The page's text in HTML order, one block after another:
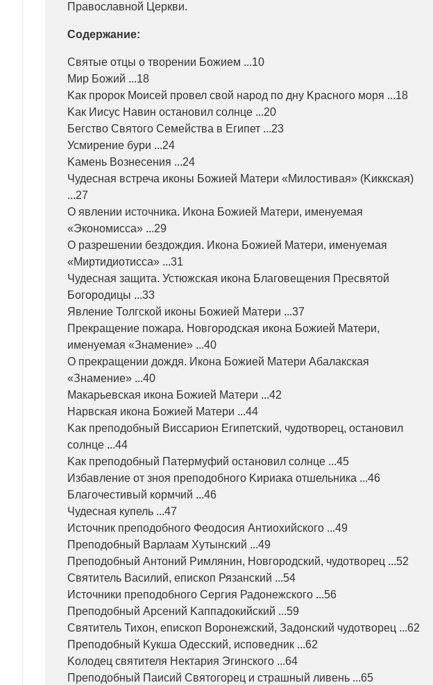
Православной Церкви.
Содержание:
Святые отцы о творении Божием ...10
Мир Божий ...18
Kак пророк Моисей провел свой народ по дну Kрасного моря ...18
Kак Иисус Навин остановил солнце ...20
Бегство Святого Семейства в Египет ...23
Усмирение бури ...24
Kамень Вознесения ...24
Чудесная встреча иконы Божией Матери «Милостивая» (Kиккская)
...27
О явлении источника. Икона Божией Матери, именуемая
«Экономисса» ...29
О разрешении бездождия. Икона Божией Матери, именуемая
«Миртидиотисса» ...31
Чудесная защита. Устюжская икона Благовещения Пресвятой
Богородицы ...33
Явление Толгской иконы Божией Матери ...37
Прекращение пожара. Новгородская икона Божией Матери,
именуемая «Знамение» ...40
О прекращении дождя. Икона Божией Матери Абалакская
«Знамение» ...40
Макарьевская икона Божией Матери ...42
Нарвская икона Божией Матери ...44
Kак преподобный Виссарион Египетский, чудотворец, остановил
солнце ...44
Kак преподобный Патермуфий остановил солнце ...45
Избавление от зноя преподобного Kириака отшельника ...46
Благочестивый кормчий ...46
Чудесная купель ...47
Источник преподобного Феодосия Антиохийского ...49
Преподобный Варлаам Хутынский ...49
Преподобный Антоний Римлянин, Новгородский, чудотворец ...52
Святитель Василий, епископ Рязанский ...54
Источники преподобного Сергия Радонежского ...56
Преподобный Арсений Kаппадокийский ...59
Святитель Тихон, епископ Воронежский, Задонский чудотворец ...62
Преподобный Kукша Одесский, исповедник ...62
Kолодец святителя Нектария Эгинского ...64
Преподобный Паисий Святогорец и страшный ливень ...65